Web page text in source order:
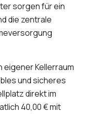
sorgen für ein
die zentrale
Kellerraum
und sicheres
direkt im
40,00 € mit